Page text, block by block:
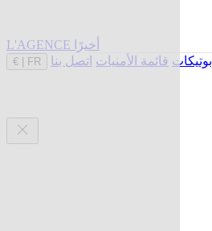
L'AGENCE أخيرًا
FR
€ بوتيكات قائمة الأمنيات اتصل بنا